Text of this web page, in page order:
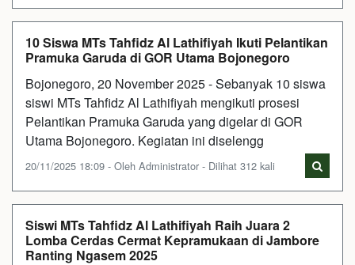
10 Siswa MTs Tahfidz Al Lathifiyah Ikuti Pelantikan
Pramuka Garuda di GOR Utama Bojonegoro
Bojonegoro, 20 November 2025 - Sebanyak 10 siswa
siswi MTs Tahfidz Al Lathifiyah mengikuti prosesi
Pelantikan Pramuka Garuda yang digelar di GOR
Utama Bojonegoro. Kegiatan ini diselengg
20/11/2025 18:09 - Oleh Administrator - Dilihat 312 kali
Siswi MTs Tahfidz Al Lathifiyah Raih Juara 2
Lomba Cerdas Cermat Kepramukaan di Jambore
Ranting Ngasem 2025